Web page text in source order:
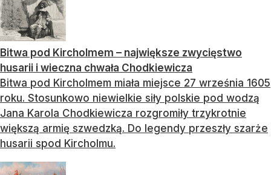
Bitwa pod Kircholmem – największe zwycięstwo
husarii i wieczna chwała Chodkiewicza
Bitwa pod Kircholmem miała miejsce 27 września 1605
roku. Stosunkowo niewielkie siły polskie pod wodzą
Jana Karola Chodkiewicza rozgromiły trzykrotnie
większą armię szwedzką. Do legendy przeszły szarże
husarii spod Kircholmu.